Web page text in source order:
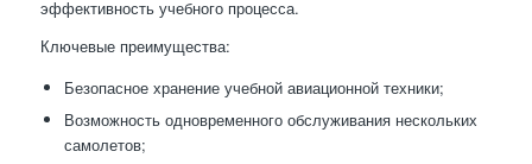
эффективность учебного процесса.
Ключевые преимущества:
Безопасное хранение учебной авиационной техники;
Возможность одновременного обслуживания нескольких
самолетов;